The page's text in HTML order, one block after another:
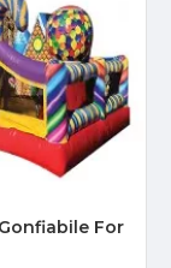
For